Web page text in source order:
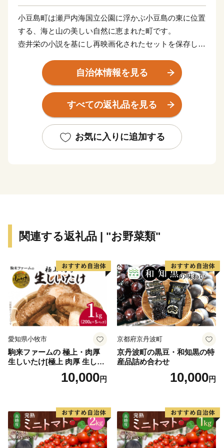
小豆島町は瀬戸内海国立公園に浮かぶ小豆島の東に位置
する、海と山の美しい自然に恵まれた町です。
壺井栄の小説を基にし再映画化されたセットを保存した
渓、18世紀頃より伝承されてきている農村歌舞伎舞台な
ど、数多くの観光スポットを有しています。
醤油、佃煮、そうめんなどの伝統産業、日本におけるオ
リーブ発祥の地、小豆島でつくられるオリーブオイルな
自治体情報を見る
すべての返礼品を見る
お気に入りに追加する
関連する返礼品 | "お野菜類"
愛知県小牧市
駒来ファームの 極上・肉厚
生しいたけ[極上 肉厚 生しい
たけ 生シイタケ 生椎茸 安心
安全 国産 採れたて 新鮮 きの
10,000円
京都府京丹波町
京丹波町の黒豆・和知黒の特
産品詰め合わせ
10,000円